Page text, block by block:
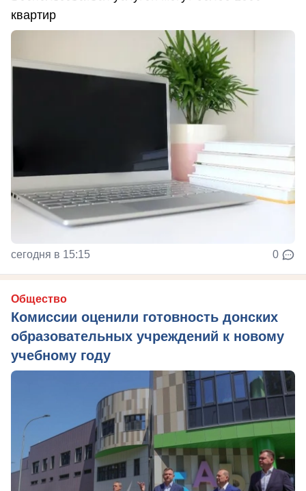
квартир
сегодня в 15:15 0
Общество
Комиссии оценили готовность донских
образовательных учреждений к новому
учебному году